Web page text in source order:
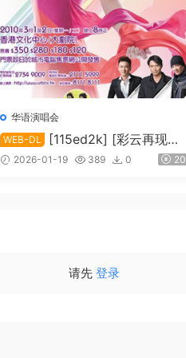
华语演唱会
WEB-DL
[115ed2k] [彩云再现雷
安娜演唱会][1080i.HDTV.H264.
2026-01-19 389 0 20
请先 登录